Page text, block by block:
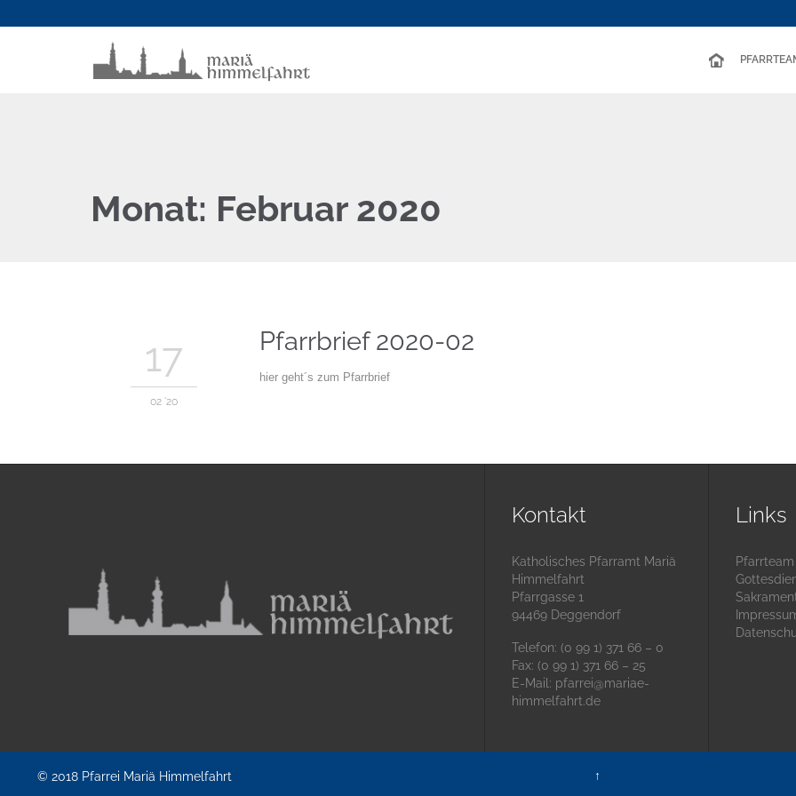
Monat: Februar 2020
17
02 '20
Pfarrbrief 2020-02
hier geht´s zum Pfarrbrief
Kontakt
Katholisches Pfarramt Mariä
Himmelfahrt
Pfarrgasse 1
94469 Deggendorf
Telefon: (0 99 1) 371 66 – 0
Fax: (0 99 1) 371 66 – 25
E-Mail: pfarrei@mariae-
himmelfahrt.de
Links
Pfarrteam
© 2018 Pfarrei Mariä Himmelfahrt ↑